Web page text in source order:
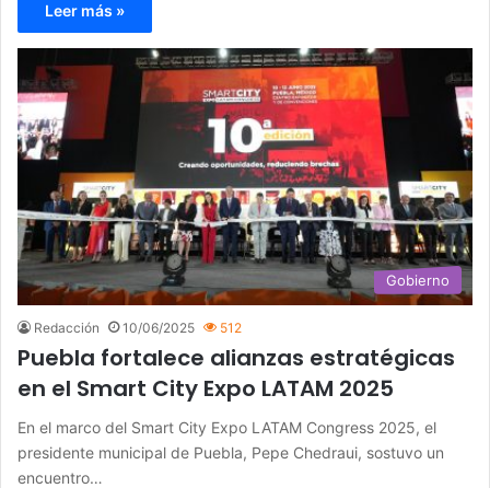
Leer más »
Gobierno
Redacción 10/06/2025 512
Puebla fortalece alianzas estratégicas
en el Smart City Expo LATAM 2025
En el marco del Smart City Expo LATAM Congress 2025, el
presidente municipal de Puebla, Pepe Chedraui, sostuvo un
encuentro…